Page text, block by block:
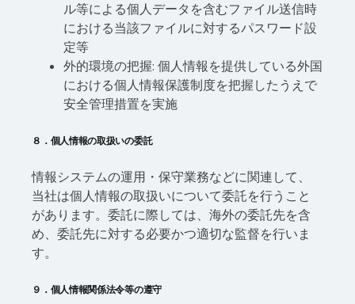
ル等による個人データを含むファイル送信時
における当該ファイルに対するパスワード設
定等
外的環境の把握: 個人情報を提供している外国
における個人情報保護制度を把握したうえで
安全管理措置を実施
８．個人情報の取扱いの委託
情報システムの運用・保守業務などに関連して、
当社は個人情報の取扱いについて委託を行うこと
があります。委託に際しては、海外の委託先を含
め、委託先に対する必要かつ適切な監督を行いま
す。
９．個人情報関係法令等の遵守